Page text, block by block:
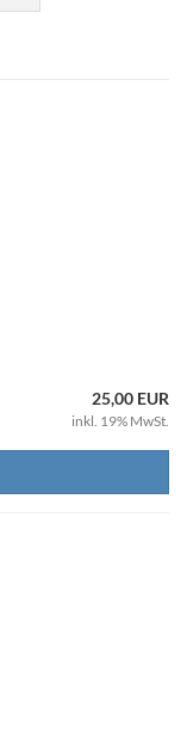
25,00 EUR
inkl. 19% MwSt.